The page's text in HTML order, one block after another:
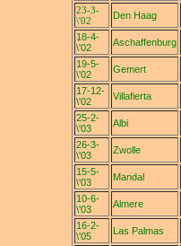
23-3-
\'02
Den Haag
18-4-
\'02
Aschaffenburg
19-5-
\'02
Gemert
17-12-
\'02
Villafierta
25-2-
\'03
Albi
26-3-
\'03
Zwolle
15-5-
\'03
Mandal
10-6-
\'03
Almere
16-2-
\'05
Las Palmas